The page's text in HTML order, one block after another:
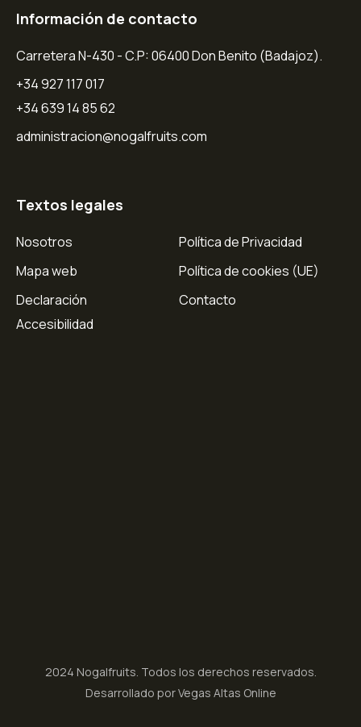
Información de contacto
Carretera N-430 - C.P: 06400 Don Benito (Badajoz).
+34 927 117 017
+34 639 14 85 62
administracion@nogalfruits.com
Textos legales
Nosotros
Mapa web
Declaración
Accesibilidad
Política de Privacidad
Política de cookies (UE)
Contacto
2024 Nogalfruits. Todos los derechos reservados.
Desarrollado por Vegas Altas Online